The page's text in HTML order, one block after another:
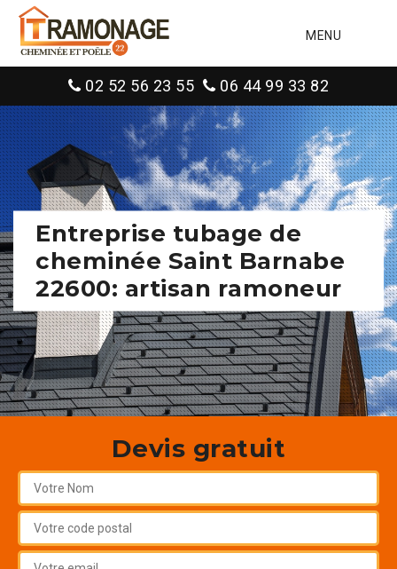
MENU
02 52 56 23 55 06 44 99 33 82
Entreprise tubage de
cheminée Saint Barnabe
22600: artisan ramoneur
Devis gratuit